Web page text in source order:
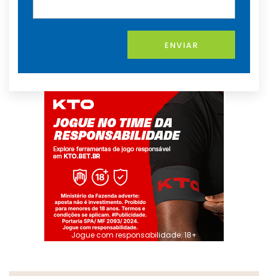
ENVIAR
Jogue com responsabilidade. 18+